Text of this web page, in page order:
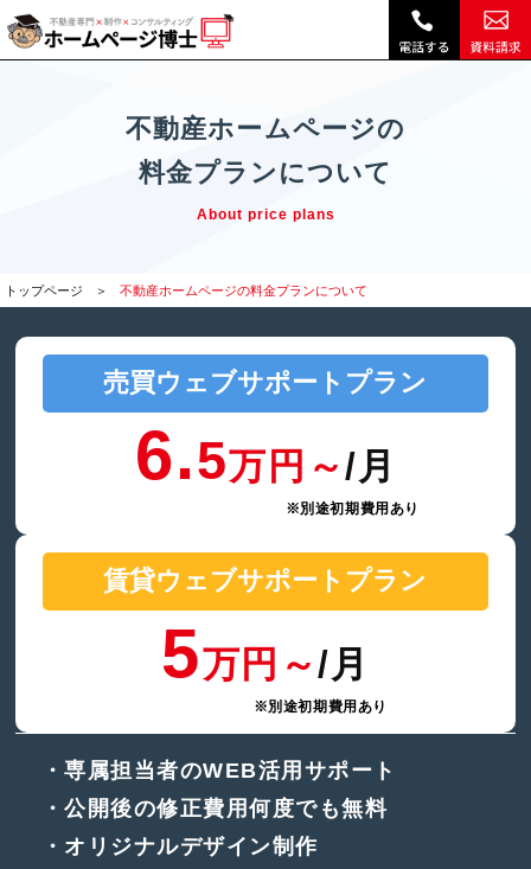
不動産専門業務支援・顧客管理システム料金プラン｜不動産 ホームページ制作・動画作成やSEOは『ホームページ博士』(博士.com)
不動産ホームページの
料金プランについて
About price plans
トップページ 不動産ホームページの料金プランについて
売買ウェブサポートプラン
6.5万円～/月
※別途初期費用あり
賃貸ウェブサポートプラン
5万円～/月
※別途初期費用あり
・専属担当者のWEB活用サポート
・公開後の修正費用何度でも無料
・オリジナルデザイン制作